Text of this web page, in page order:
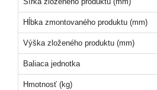
Hĺbka zmontovaného produktu (mm)
Výška zloženého produktu (mm)
Baliaca jednotka
Hmotnosť (kg)